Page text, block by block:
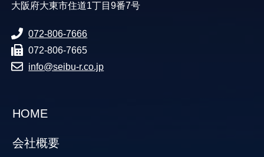
大阪府大東市住道1丁目9番7号
072-806-7666
072-806-7665
info@seibu-r.co.jp
HOME
会社概要